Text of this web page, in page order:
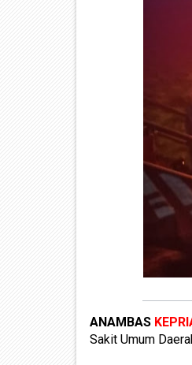
ANAMBAS
Sakit Umum